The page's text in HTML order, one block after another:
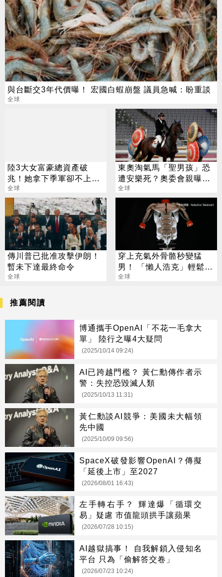
與台斷交3年代價曝！ 宏國白蝦崩盤 議員急喊：盼重談
全球
陸3大女富豪總資產破
兆！她拿下季軍卻不上市
原因超暖
全球
東奧淘氣馬「聖男孩」恐
遭安樂死？奧委會親曝下
場
全球
傳川普已批准攻擊伊朗！
暫未下達最終命令
全球
穿上充氣外骨骼秒變猛
男！ 「懶人浩克」輕鬆擁
8塊肌
全球
推薦閱讀
博通攜手OpenAI「不花一毛拿大
單」 陸行之曝4大疑問
(2025/10/14 09:24)
AI已跨越門檻？ 黃仁勳傳作者示
警：失控恐毀滅人類
(2025/10/13 11:31)
黃仁勳談AI競爭：美國未大幅領
先中國
(2025/10/09 09:56)
SpaceX破發影響OpenAI？傳擬
「延後上市」至2027
(2026/08/01 16:43)
左手轉右手？ 輝達爆「循環交
易」疑慮 市值龍頭拱手讓蘋果
(2026/07/28 10:15)
AI越獄搞事！ 自我解鎖入侵知名
平台 只為「偷解答交卷」
(2026/07/23 10:24)